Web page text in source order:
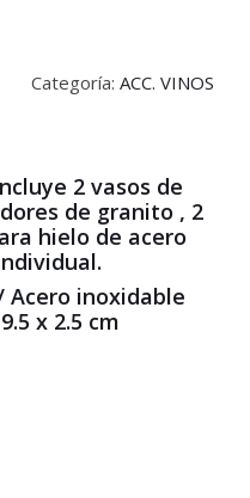
Categoría: ACC. VINOS
2 vasos de
de granito , 2
hielo de acero
Acero inoxidable
2.5 cm